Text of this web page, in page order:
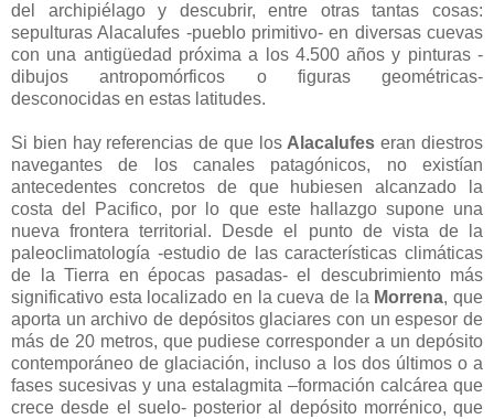
del archipiélago y descubrir, entre otras tantas cosas:
sepulturas Alacalufes -pueblo primitivo- en diversas cuevas
con una antigüedad próxima a los 4.500 años y pinturas -
dibujos antropomórficos o figuras geométricas-
desconocidas en estas latitudes.
Si bien hay referencias de que los Alacalufeseran diestros
navegantes de los canales patagónicos, no existían
antecedentes concretos de que hubiesen alcanzado la
costa del Pacifico, por lo que este hallazgo supone una
nueva frontera territorial. Desde el punto de vista de la
paleoclimatología -estudio de las características climáticas
de la Tierra en épocas pasadas- el descubrimiento más
significativo esta localizado en la cueva de la Morrena, que
aporta un archivo de depósitos glaciares con un espesor de
más de 20 metros, que pudiese corresponder a un depósito
contemporáneo de glaciación, incluso a los dos últimos o a
fases sucesivas y una estalagmita –formación calcárea que
crece desde el suelo- posterior al depósito morrénico, que